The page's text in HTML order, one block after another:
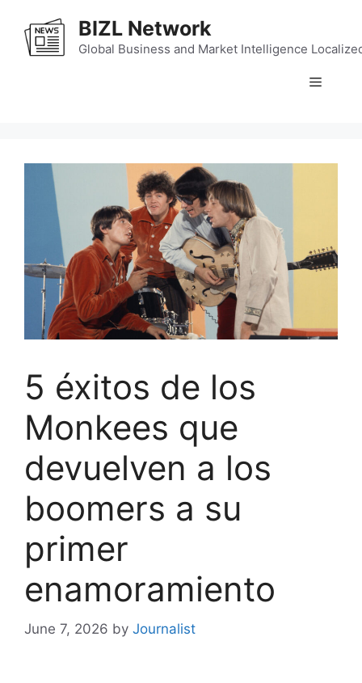
content
BIZL Network
Global Business and Market Intelligence
Menu
5 éxitos de los
Monkees que
devuelven a los
boomers a su
primer
enamoramiento
June 7, 2026 by Journalist